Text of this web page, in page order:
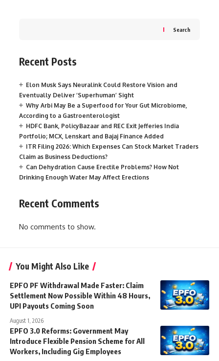
Search
Recent Posts
Elon Musk Says Neuralink Could Restore Vision and
Eventually Deliver ‘Superhuman’ Sight
Why Arbi May Be a Superfood for Your Gut Microbiome,
According to a Gastroenterologist
HDFC Bank, PolicyBazaar and REC Exit Jefferies India
Portfolio; MCX, Lenskart and Bajaj Finance Added
ITR Filing 2026: Which Expenses Can Stock Market Traders
Claim as Business Deductions?
Can Dehydration Cause Erectile Problems? How Not
Drinking Enough Water May Affect Erections
Recent Comments
No comments to show.
You Might Also Like
EPFO PF Withdrawal Made Faster: Claim
Settlement Now Possible Within 48 Hours,
UPI Payouts Coming Soon
August 1, 2026
EPFO 3.0 Reforms: Government May
Introduce Flexible Pension Scheme for All
Workers, Including Gig Employees